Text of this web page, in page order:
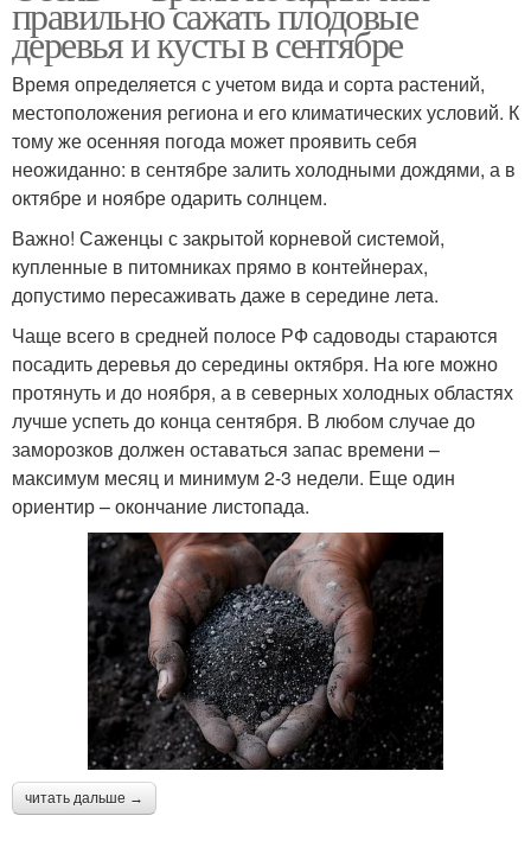
правильно сажать плодовые
деревья и кусты в сентябре
Время определяется с учетом вида и сорта растений,
местоположения региона и его климатических условий. К
тому же осенняя погода может проявить себя
неожиданно: в сентябре залить холодными дождями, а в
октябре и ноябре одарить солнцем.
Важно! Саженцы с закрытой корневой системой,
купленные в питомниках прямо в контейнерах,
допустимо пересаживать даже в середине лета.
Чаще всего в средней полосе РФ садоводы стараются
посадить деревья до середины октября. На юге можно
протянуть и до ноября, а в северных холодных областях
лучше успеть до конца сентября. В любом случае до
заморозков должен оставаться запас времени –
максимум месяц и минимум 2-3 недели. Еще один
ориентир – окончание листопада.
читать дальше →